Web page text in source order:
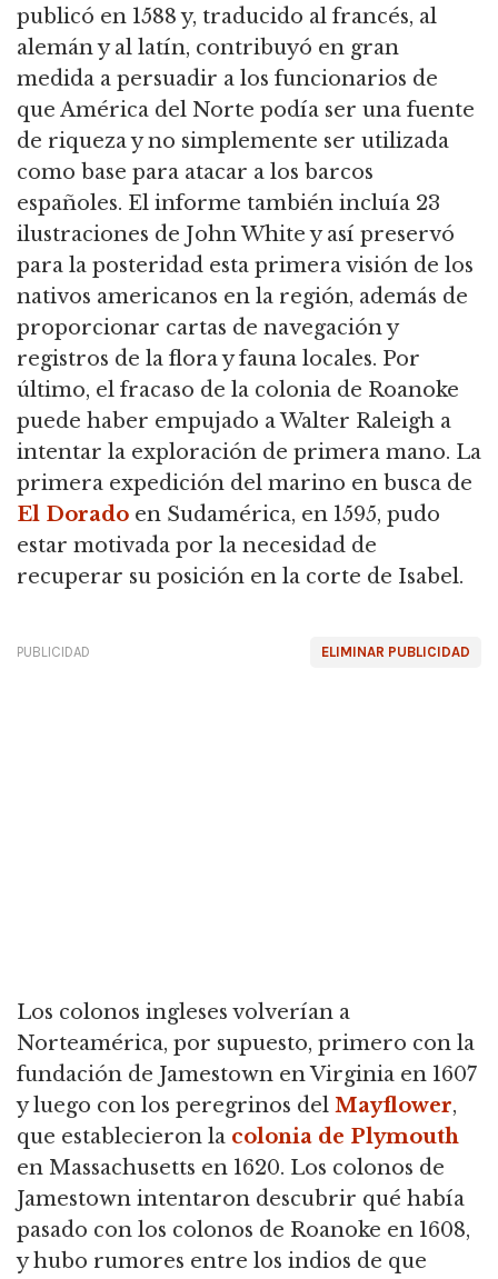
publicó en 1588 y, traducido al francés, al
alemán y al latín, contribuyó en gran
medida a persuadir a los funcionarios de
que América del Norte podía ser una fuente
de riqueza y no simplemente ser utilizada
como base para atacar a los barcos
españoles. El informe también incluía 23
ilustraciones de John White y así preservó
para la posteridad esta primera visión de los
nativos americanos en la región, además de
proporcionar cartas de navegación y
registros de la flora y fauna locales. Por
último, el fracaso de la colonia de Roanoke
puede haber empujado a Walter Raleigh a
intentar la exploración de primera mano. La
primera expedición del marino en busca de
El Dorado en Sudamérica, en 1595, pudo
estar motivada por la necesidad de
recuperar su posición en la corte de Isabel.
ELIMINAR PUBLICIDAD
PUBLICIDAD
Los colonos ingleses volverían a
Norteamérica, por supuesto, primero con la
fundación de Jamestown en Virginia en 1607
y luego con los peregrinos del Mayflower,
que establecieron la colonia de Plymouth
en Massachusetts en 1620. Los colonos de
Jamestown intentaron descubrir qué había
pasado con los colonos de Roanoke en 1608,
y hubo rumores entre los indios de que